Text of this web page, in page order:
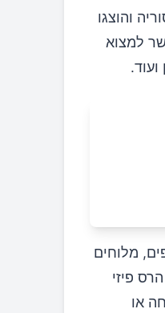
והוצגו
אפשר למצוא
מלוחים
פיזי
או